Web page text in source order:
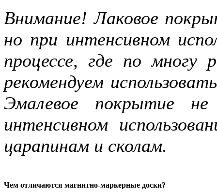
Внимание! Лаковое
но при интенсивном
процессе, где по
рекомендуем
Эмалевое покрытие
интенсивном
царапинам и сколам.
Чем отличаются магнитно-маркерные доски?